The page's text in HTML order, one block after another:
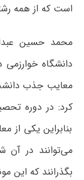
است که از همه
محمد حسین
دانشگاه خوارزمی
معایب جذب
کرد: در دوره
بنابراین یکی
می‌توانند در
بگذرانند که این